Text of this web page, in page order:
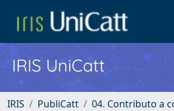
IRIS UniCatt
IRIS PubliCatt
04. Contributo a